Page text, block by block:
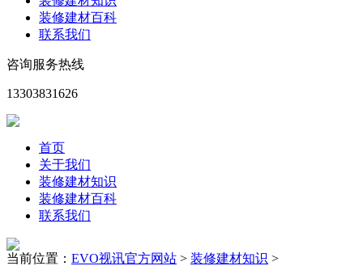
装修建材百科
联系我们
咨询服务热线
13303831626
首页
关于我们
装修建材知识
装修建材百科
联系我们
当前位置： EVO视讯官方网站 > 装修建材知识 >